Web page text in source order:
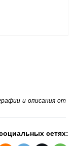
и описания от
сетях: